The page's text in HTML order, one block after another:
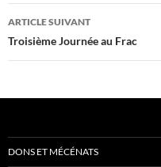
articles
ARTICLE SUIVANT
Troisième Journée au Frac
DONS ET MÉCÉNATS